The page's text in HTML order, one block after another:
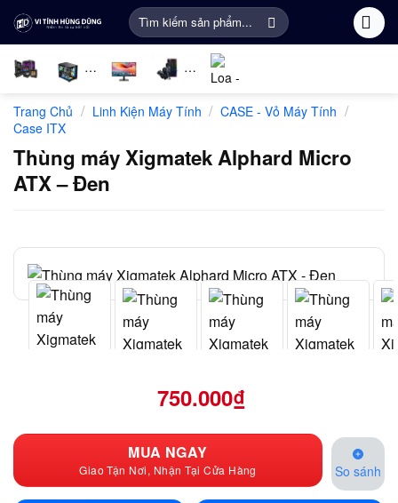
qua
nội
dung
Tìm
kiếm:
kiện
máy
tính
Gaming
Hình
Tính
Gear
thanh
Kiện
Trang Chủ / Linh Kiện Máy Tính / CASE - Vỏ Máy Tính /
Case ITX
Thùng máy Xigmatek Alphard Micro
ATX – Đen
750.000₫
MUA NGAY
Giao Tận Nơi, Nhận Tại Cửa Hàng So sánh